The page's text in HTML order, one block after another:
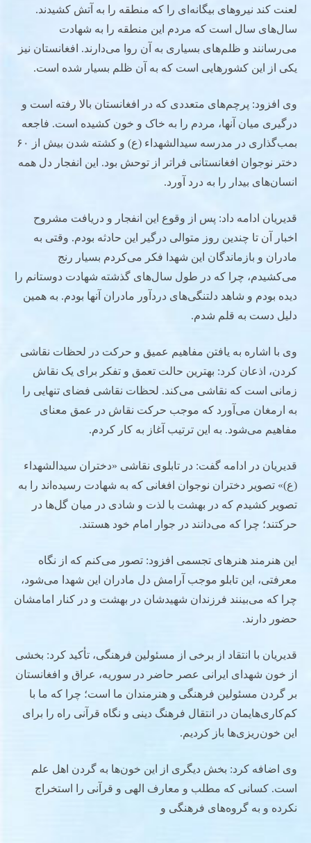
لعنت کند نیروهای بیگانه‌ای را که منطقه را به آتش کشیدند.
سال‌های سال است که مردم این منطقه را به شهادت
می‌رسانند و ظلم‌های بسیاری به آن روا می‌دارند. افغانستان نیز
یکی از این کشورهایی است که به آن ظلم بسیار شده است.
وی افزود: پرچم‌های متعددی که در افغانستان بالا رفته است و
درگیری میان آنها، مردم را به خاک و خون کشیده است. فاجعه
بمب‌گذاری در مدرسه سید‌الشهداء (ع) و کشته شدن بیش از ۶۰
دختر نوجوان افغانستانی فراتر از توحش بود. این انفجار دل همه
انسان‌های بیدار را به درد آورد.
قدیریان ادامه داد: پس از وقوع این انفجار و دریافت مشروح
اخبار آن تا چندین روز متوالی درگیر این حادثه بودم. وقتی به
مادران و بازماندگان این شهدا فکر می‌کردم بسیار رنج
می‌کشیدم، چرا که در طول سال‌های گذشته شهادت دوستانم را
دیده بودم و شاهد دلتنگی‌های دردآور مادران آنها بودم. به همین
دلیل دست به قلم شدم.
وی با اشاره به یافتن مفاهیم عمیق و حرکت در لحظات نقاشی
کردن، اذعان کرد: بهترین حالت تعمق و تفکر برای یک نقاش
زمانی است که نقاشی می‌کند. لحظات نقاشی فضای تنهایی را
به ارمغان می‌آورد که موجب حرکت نقاش در عمق معنای
مفاهیم می‌شود. به این ترتیب آغاز به کار کردم.
قدیریان در ادامه گفت: در تابلوی نقاشی «دختران سیدالشهداء
(ع)» تصویر دختران نوجوان افغانی‌ که به شهادت رسیده‌اند را به
تصویر کشیدم که در بهشت با لذت و شادی در میان گل‌ها در
حرکتند؛ چرا که می‌دانند در جوار امام خود هستند.
این هنرمند هنرهای تجسمی افزود: تصور می‌کنم که از نگاه
معرفتی، این تابلو موجب آرامش دل مادران این شهدا می‌شود،
چرا که می‌بینند فرزندان شهیدشان در بهشت و در کنار امامشان
حضور دارند.
قدیریان با انتقاد از برخی از مسئولین فرهنگی، تأکید کرد: بخشی
از خون شهدای ایرانی عصر حاضر در سوریه، عراق و افغانستان
بر گردن مسئولین فرهنگی و هنرمندان ما است؛ چرا که ما با
کم‌کاری‌هایمان در انتقال فرهنگ دینی و نگاه قرآنی راه را برای
این خون‌ریزی‌ها باز کردیم.
وی اضافه کرد: بخش دیگری از این خون‌ها به گردن اهل علم
است. کسانی که مطلب و معارف الهی و قرآنی را استخراج
نکرده و به گروه‌های فرهنگی و